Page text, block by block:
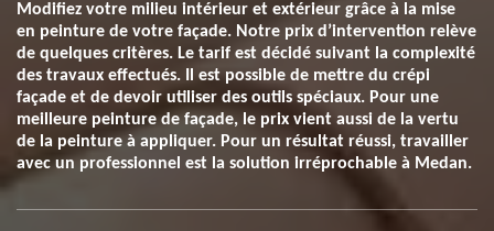
Modifiez votre milieu intérieur et extérieur grâce à la mise
en peinture de votre façade. Notre prix d’intervention relève
de quelques critères. Le tarif est décidé suivant la complexité
des travaux effectués. Il est possible de mettre du crépi
façade et de devoir utiliser des outils spéciaux. Pour une
meilleure peinture de façade, le prix vient aussi de la vertu
de la peinture à appliquer. Pour un résultat réussi, travailler
avec un professionnel est la solution irréprochable à Medan.